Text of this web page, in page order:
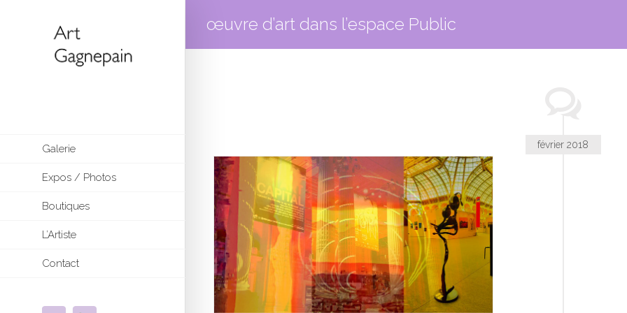
Galerie
Expos / Photos
Boutiques
L’Artiste
Contact
œuvre d’art dans l’espace Public
février 2018